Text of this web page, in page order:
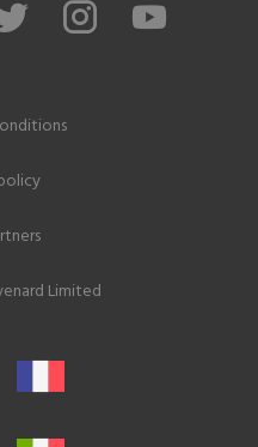
Limited